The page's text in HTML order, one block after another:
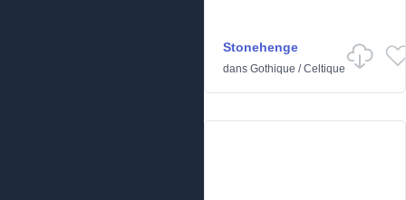
Stonehenge
dans Gothique /Celtique